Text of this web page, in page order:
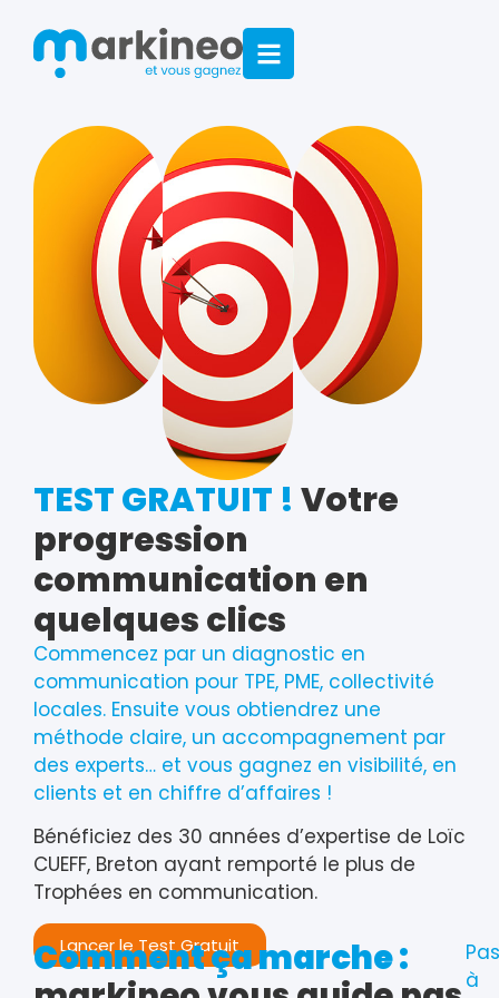
TEST GRATUIT ! Votre
progression
communication en
quelques clics
Commencez par un diagnostic en
communication pour TPE, PME, collectivité
locales. Ensuite vous obtiendrez une
méthode claire, un accompagnement par
des experts… et vous gagnez en visibilité, en
clients et en chiffre d’affaires !
Bénéficiez des 30 années d’expertise de Loïc
CUEFF, Breton ayant remporté le plus de
Trophées en communication.
Lancer le Test Gratuit
Comment ça marche :
à